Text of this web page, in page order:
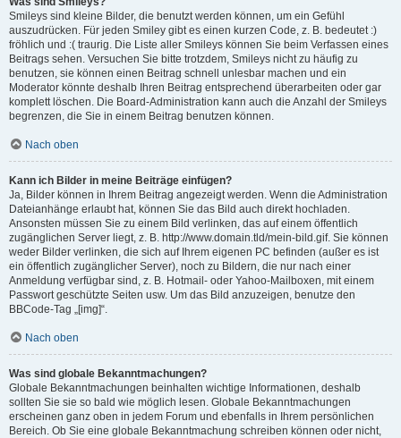
Smileys sind kleine Bilder, die benutzt werden können, um ein Gefühl
auszudrücken. Für jeden Smiley gibt es einen kurzen Code, z. B. bedeutet :)
fröhlich und :( traurig. Die Liste aller Smileys können Sie beim Verfassen eines
Beitrags sehen. Versuchen Sie bitte trotzdem, Smileys nicht zu häufig zu
benutzen, sie können einen Beitrag schnell unlesbar machen und ein
Moderator könnte deshalb Ihren Beitrag entsprechend überarbeiten oder gar
komplett löschen. Die Board-Administration kann auch die Anzahl der Smileys
begrenzen, die Sie in einem Beitrag benutzen können.
Nach oben
Kann ich Bilder in meine Beiträge einfügen?
Ja, Bilder können in Ihrem Beitrag angezeigt werden. Wenn die Administration
Dateianhänge erlaubt hat, können Sie das Bild auch direkt hochladen.
Ansonsten müssen Sie zu einem Bild verlinken, das auf einem öffentlich
zugänglichen Server liegt, z. B. http://www.domain.tld/mein-bild.gif. Sie können
weder Bilder verlinken, die sich auf Ihrem eigenen PC befinden (außer es ist
ein öffentlich zugänglicher Server), noch zu Bildern, die nur nach einer
Anmeldung verfügbar sind, z. B. Hotmail- oder Yahoo-Mailboxen, mit einem
Passwort geschützte Seiten usw. Um das Bild anzuzeigen, benutze den
BBCode-Tag „[img]“.
Nach oben
Was sind globale Bekanntmachungen?
Globale Bekanntmachungen beinhalten wichtige Informationen, deshalb
sollten Sie sie so bald wie möglich lesen. Globale Bekanntmachungen
erscheinen ganz oben in jedem Forum und ebenfalls in Ihrem persönlichen
Bereich. Ob Sie eine globale Bekanntmachung schreiben können oder nicht,